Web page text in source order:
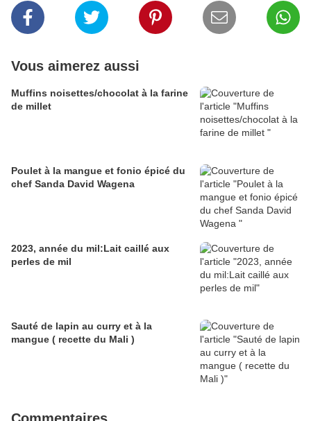
Vous aimerez aussi
Muffins noisettes/chocolat à la farine
de millet
Poulet à la mangue et fonio épicé du
chef Sanda David Wagena
2023, année du mil:Lait caillé aux
perles de mil
Sauté de lapin au curry et à la
mangue ( recette du Mali )